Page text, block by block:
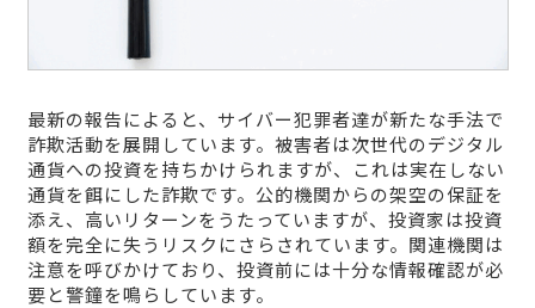
最新の報告によると、サイバー犯罪者達が新たな手法で
詐欺活動を展開しています。被害者は次世代のデジタル
通貨への投資を持ちかけられますが、これは実在しない
通貨を餌にした詐欺です。公的機関からの架空の保証を
添え、高いリターンをうたっていますが、投資家は投資
額を完全に失うリスクにさらされています。関連機関は
注意を呼びかけており、投資前には十分な情報確認が必
要と警鐘を鳴らしています。